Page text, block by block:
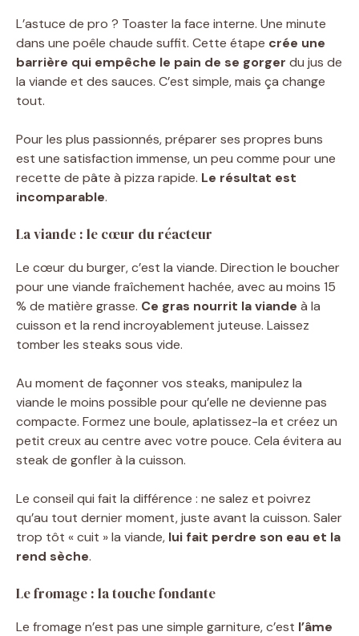
L’astuce de pro ? Toaster la face interne. Une minute
dans une poêle chaude suffit. Cette étape crée une
barrière qui empêche le pain de se gorger du jus de
la viande et des sauces. C’est simple, mais ça change
tout.
Pour les plus passionnés, préparer ses propres buns
est une satisfaction immense, un peu comme pour une
recette de pâte à pizza rapide. Le résultat est
incomparable.
La viande : le cœur du réacteur
Le cœur du burger, c’est la viande. Direction le boucher
pour une viande fraîchement hachée, avec au moins 15
% de matière grasse. Ce gras nourrit la viande à la
cuisson et la rend incroyablement juteuse. Laissez
tomber les steaks sous vide.
Au moment de façonner vos steaks, manipulez la
viande le moins possible pour qu’elle ne devienne pas
compacte. Formez une boule, aplatissez-la et créez un
petit creux au centre avec votre pouce. Cela évitera au
steak de gonfler à la cuisson.
Le conseil qui fait la différence : ne salez et poivrez
qu’au tout dernier moment, juste avant la cuisson. Saler
trop tôt « cuit » la viande, lui fait perdre son eau et la
rend sèche.
Le fromage : la touche fondante
Le fromage n’est pas une simple garniture, c’est l’âme